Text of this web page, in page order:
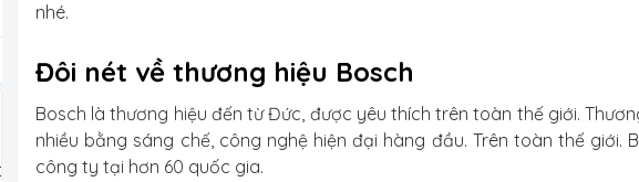
Carbon
nhé.
Đôi nét về thương hiệu Bosch
Bosch là thương hiệu đến từ Đức, được yêu thích trên toàn thế giới.
nhiều bằng sáng chế, công nghệ hiện đại hàng đầu. Trên toàn thế giới.
công ty tại hơn 60 quốc gia.